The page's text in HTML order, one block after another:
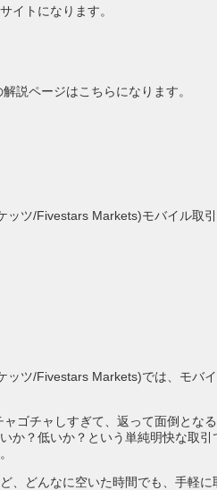
イトになります。
説ページはこちらになります。
ツ/Fivestars Markets)モバイル取引
ッツ/Fivestars Markets)では、モバイ
ゴチャしすぎて、返って面倒となる
か？低いか？という単純明快な取引
、どんなに空いた時間でも、手軽に